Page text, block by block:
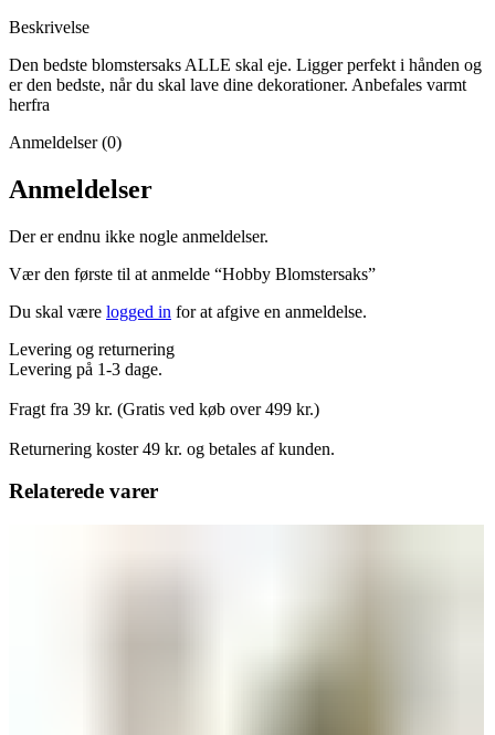
Beskrivelse
Den bedste blomstersaks ALLE skal eje. Ligger perfekt i hånden og
er den bedste, når du skal lave dine dekorationer. Anbefales varmt
herfra
Anmeldelser (0)
Anmeldelser
Der er endnu ikke nogle anmeldelser.
Vær den første til at anmelde “Hobby Blomstersaks”
Du skal være logged in for at afgive en anmeldelse.
Levering og returnering
Levering på 1-3 dage.
Fragt fra 39 kr. (Gratis ved køb over 499 kr.)
Returnering koster 49 kr. og betales af kunden.
Relaterede varer